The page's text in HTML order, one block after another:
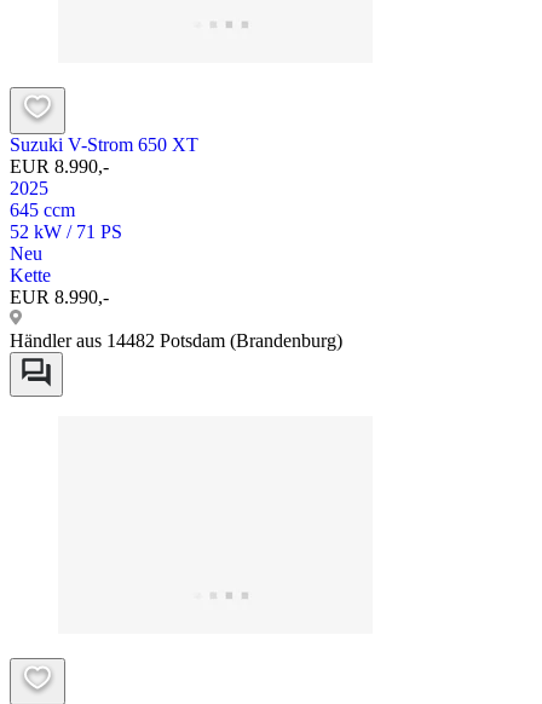
Suzuki V-Strom 650 XT
EUR 8.990,-
2025
645 ccm
52 kW / 71 PS
Neu
Kette
EUR 8.990,-
Händler aus 14482 Potsdam (Brandenburg)